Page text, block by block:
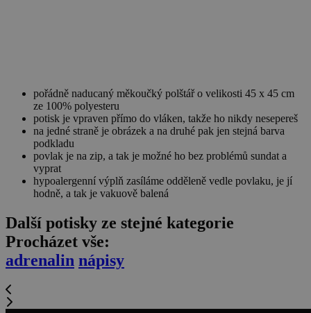
pořádně naducaný měkoučký polštář o velikosti 45 x 45 cm
ze 100% polyesteru
potisk je vpraven přímo do vláken, takže ho nikdy nesepereš
na jedné straně je obrázek a na druhé pak jen stejná barva
podkladu
povlak je na zip, a tak je možné ho bez problémů sundat a
vyprat
hypoalergenní výplň zasíláme odděleně vedle povlaku, je jí
hodně, a tak je vakuově balená
Další potisky ze stejné kategorie
Procházet vše:
adrenalin nápisy